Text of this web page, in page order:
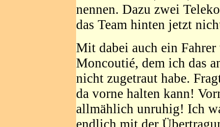
nennen. Dazu zwei
das Team hinten jetzt
Mit dabei auch ein
Moncoutié, dem ich das
nicht zugetraut habe.
da vorne halten kann!
allmählich unruhig! Ich
endlich mit der